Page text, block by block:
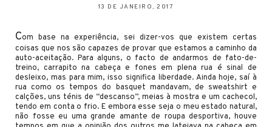
13 DE JANEIRO, 2017
Com base na experiência, sei dizer-vos que existem certas
coisas que nos são capazes de provar que estamos a caminho da
auto-aceitação. Para alguns, o facto de andarmos de fato-de-
treino, carrapito na cabeça e fones em plena rua é sinal de
desleixo, mas para mim, isso significa liberdade. Ainda hoje, saí à
rua como os tempos do basquet mandavam, de sweatshirt e
calções, uns ténis de “descanso”, meias à mostra e um cachecol,
tendo em conta o frio. E embora esse seja o meu estado natural,
não fosse eu uma grande amante de roupa desportiva, houve